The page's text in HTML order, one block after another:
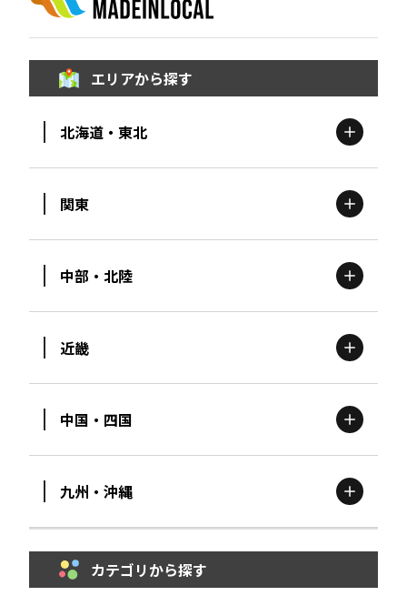
エリアから探す
北海道・東北
山形エリア
関東
千葉エリア
中部・北陸
福井エリア
近畿
大阪市エリア
中国・四国
島根エリア
九州・沖縄
福岡エリア
カテゴリから探す